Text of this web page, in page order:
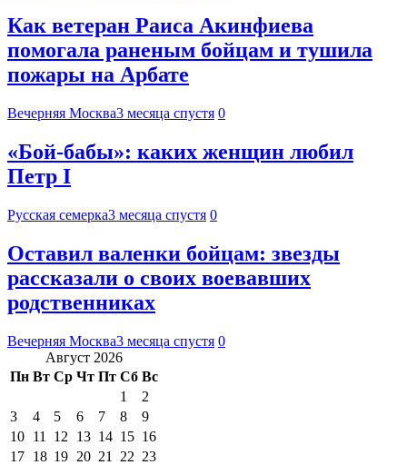
Как ветеран Раиса Акинфиева
помогала раненым бойцам и тушила
пожары на Арбате
Вечерняя Москва3 месяца спустя 0
«Бой-бабы»: каких женщин любил
Петр I
Русская семерка3 месяца спустя 0
Оставил валенки бойцам: звезды
рассказали о своих воевавших
родственниках
Вечерняя Москва3 месяца спустя 0
Август 2026
Пн Вт Ср Чт Пт Сб Вс
1
2
3
4 5 6 7 8
9
10 11 12 13 14 15 16
17 18 19 20 21 22 23